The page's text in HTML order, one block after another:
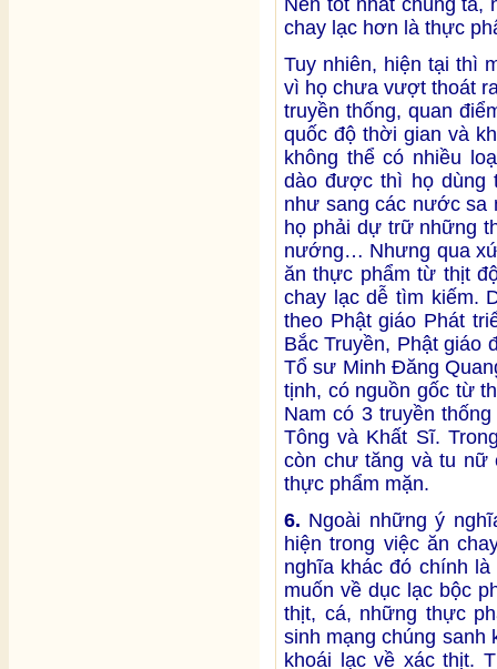
Nên tốt nhất chúng ta,
chay lạc hơn là thực
Tuy nhiên, hiện tại thì
vì họ chưa vượt thoát
truyền thống, quan
quốc độ thời gian và
không thể có nhiều
dào được thì họ dùng
như sang các nước sa
họ phải dự trữ những
nướng… Nhưng qua
ăn thực phẩm từ thịt
chay lạc dễ tìm kiếm.
theo Phật giáo Phát
Bắc Truyền, Phật giáo
Tổ sư Minh Đăng
tịnh, có nguồn gốc từ
Nam có 3 truyền
Tông và Khất Sĩ.
còn chư tăng và tu nữ
thực phẩm mặn.
6. Ngoài những ý
hiện trong việc ăn
nghĩa khác đó chính
muốn về dục lạc bộc
thịt, cá, những thực
sinh mạng chúng sanh
khoái lạc về xác thịt.